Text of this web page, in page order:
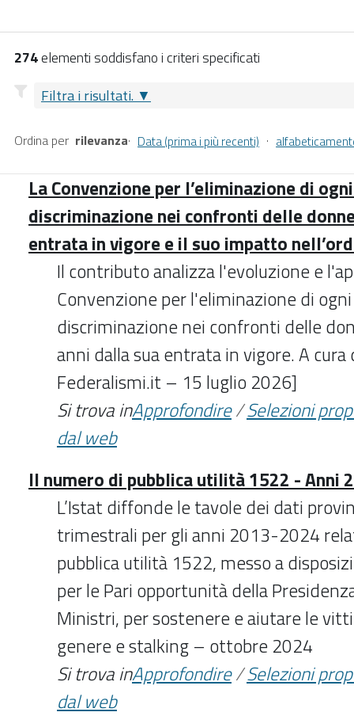
274elementi soddisfano i criteri specificati
Filtra i risultati.
Ordina per rilevanza· Data (prima i più recenti) ·
La Convenzione per l’eliminazione di
discriminazione nei confronti delle
entrata in vigore e il suo impatto
Il contributo analizza l'evoluzione e
Convenzione per l'eliminazione di
discriminazione nei confronti delle
anni dalla sua entrata in vigore. A cura
Federalismi.it – 15 luglio 2026]
Si trova inApprofondire/Selezioni
dal web
Il numero di pubblica utilità 1522 - Anni
L’Istat diffonde le tavole dei dati
trimestrali per gli anni 2013-2024
pubblica utilità 1522, messo a
per le Pari opportunità della
Ministri, per sostenere e aiutare le
genere e stalking – ottobre 2024
Si trova inApprofondire/Selezioni
dal web